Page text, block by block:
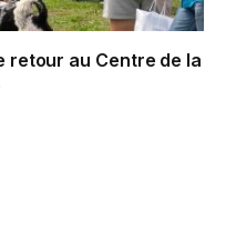
retour au Centre de la